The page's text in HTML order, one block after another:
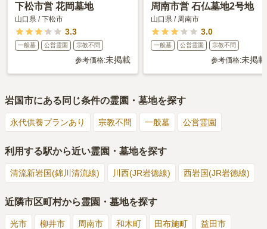
下松市営 花岡墓地
山口県 /下松市
3.3
一般墓 公営霊園 宗教不問
参考価格:未掲載
周南市営 石仏墓地2号地
山口県 / 周南市
3.0
一般墓 公営霊園 宗教不問
参考価格:未掲載
岩国市にある同じ条件の霊園・墓地を探す
永代供養プランあり 宗教不問 一般墓 公営霊園
利用する駅から近い霊園・墓地を探す
清流新岩国(錦川清流線) 川西(JR岩徳線) 西岩国(JR岩徳線)
近隣市区町村から霊園・墓地を探す
光市 柳井市 周南市 和木町 田布施町 益田市